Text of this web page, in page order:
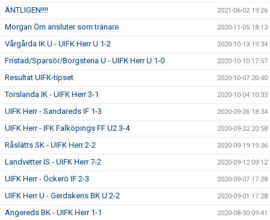
ÄNTLIGEN!!!! 2021-06-02 19:26
Morgan Örn ansluter som tränare 2020-11-05 18:13
Vårgårda IK U - UIFK Herr U 1-2 2020-10-13 19:34
Fristad/Sparsör/Borgstena U - UIFK Herr U 1-0 2020-10-10 17:57
Resultat UIFK-tipset 2020-10-07 20:40
Torslanda IK - UIFK Herr 3-1 2020-10-04 10:33
UIFK Herr - Sandareds IF 1-3 2020-09-26 18:34
UIFK Herr - IFK Falköpings FF U2 3-4 2020-09-22 20:58
Råslätts SK - UIFK Herr 2-2 2020-09-19 19:36
Landvetter IS - UIFK Herr 7-2 2020-09-12 09:12
UIFK Herr - Öckerö IF 2-3 2020-09-07 17:28
UIFK Herr U - Gerdskens BK U 2-2 2020-09-01 17:28
Angereds BK - UIFK Herr 1-1 2020-08-30 09:41